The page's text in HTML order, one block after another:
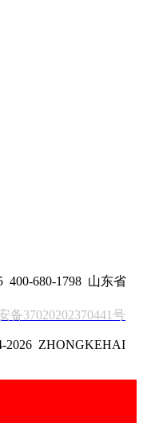
400-680-1798 山东省
备37020202370441号
2026 ZHONGKEHAI